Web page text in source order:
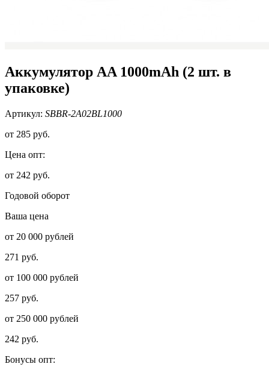
Аккумулятор AA 1000mAh (2 шт. в
упаковке)
Артикул: SBBR-2A02BL1000
от 285 руб.
Цена опт:
от 242 руб.
Годовой оборот
Ваша цена
от 20 000 рублей
271 руб.
от 100 000 рублей
257 руб.
от 250 000 рублей
242 руб.
Бонусы опт: